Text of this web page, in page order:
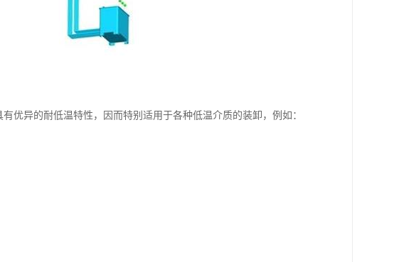
优异的耐低温特性，因而特别适用于各种低温介质的装卸，例如：